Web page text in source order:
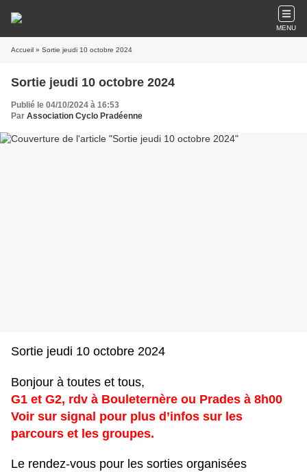
MENU
Accueil » Sortie jeudi 10 octobre 2024
Sortie jeudi 10 octobre 2024
Publié le 04/10/2024 à 16:53
Par Association Cyclo Pradéenne
Sortie jeudi 10 octobre 2024
Bonjour à toutes et tous,
G1 et G2, rdv à Bouleternère ou Prades à 8h00
Voir sur signal pour plus d’infos sur les
parcours et les groupes.
Le rendez-vous pour les sorties organisées